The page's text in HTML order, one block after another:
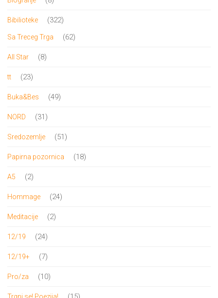
Bibilioteke 322322
proizvoda
Sa Treceg Trga 6262
All Star 88
tt 2323
Buka&Bes 4949
NORD 3131
Sredozemlje 5151
Papirna pozornica 1818
A5 22
Hommage 2424
Meditacije 22
12/19 2424
12/19+ 77
Pro/za 1010
15